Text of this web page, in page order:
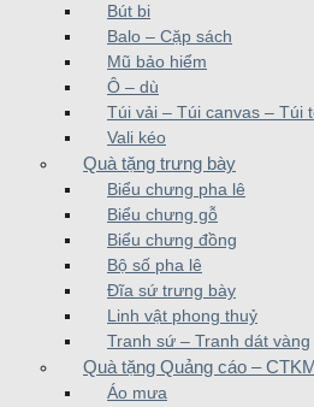
Bút bi
Balo – Cặp sách
Mũ bảo hiểm
Ô – dù
Túi vải – Túi canvas – Túi
Vali kéo
Quà tặng trưng bày
Biểu chưng pha lê
Biểu chưng gỗ
Biểu chưng đồng
Bộ số pha lê
Đĩa sứ trưng bày
Linh vật phong thuỷ
Tranh sứ – Tranh dát vàng
Quà tặng Quảng cáo –
Áo mưa